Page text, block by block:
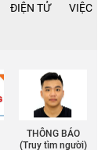
ĐIỆN TỬ VIỆC
THÔNG BÁO
(Truy tìm người)